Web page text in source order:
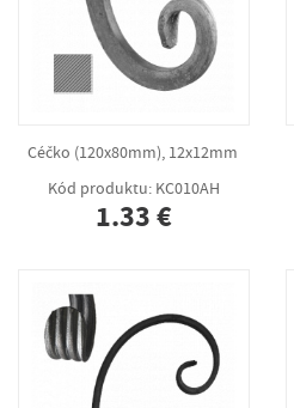
Céčko (120x80mm), 12x12mm
Kód produktu: KC010AH
1.33 €